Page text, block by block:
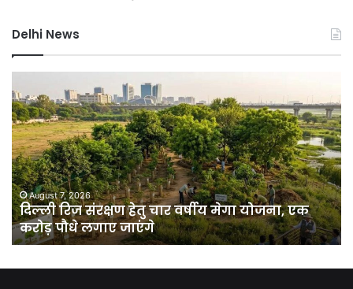
Delhi News
रिज
संरक्षण
हेतु
चार
वर्षीय
मेगा
योजना,
एक
करोड़
पौधे
August 7, 2026
दिल्ली रिज संरक्षण हेतु चार वर्षीय मेगा योजना, एक
करोड़ पौधे लगाए जाएंगे
पर
बड़े
का
से